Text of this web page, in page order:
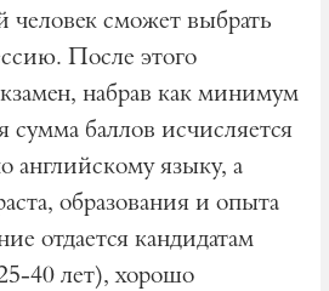
человек сможет выбрать
После этого
набрав как минимум
сумма баллов исчисляется
английскому языку, а
образования и опыта
отдается кандидатам
40 лет), хорошо